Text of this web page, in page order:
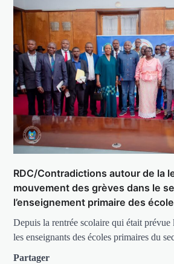
RDC/Contradictions autour de la
mouvement des grèves dans le
l’enseignement primaire des
Depuis la rentrée scolaire qui était prévue
les enseignants des écoles primaires du
Partager